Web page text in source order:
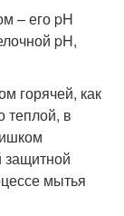
– его pH
pH,
горячей, как
теплой, в
защитной
мытья